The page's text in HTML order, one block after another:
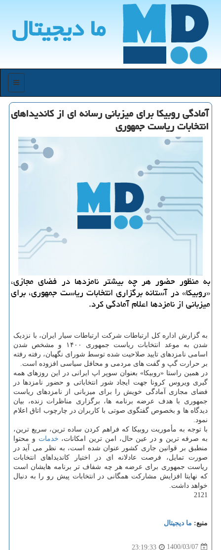
ما دیجیتال
منو
آمادگی روبیكا برای میزبانی رسانه ای از كاندیداهای
انتخابات ریاست جمهوری
به منظور حضور هر چه بیشتر نامزدها در فضای مجازی،
«روبیکا» در آستانه برگزاری انتخابات ریاست جمهوری، برای
میزبانی از نامزدها اعلام آمادگی کرد.
به گزارش اداره کل ارتباطات شرکت ارتباطات سیار ایران، با نزدیک
شدن به موعد انتخابات ریاست جمهوری ۱۴۰۰ و مشخص شدن
اسامی نامزدهای تایید صلاحیت شده توسط شورای نگهبان، رفته رفته
بر حرارت گپ و گفت های مردمی و محافل سیاسی افزوده است.
در همین راستا «روبیکا» بعنوان سوپر اپ ایرانی در این روزهای همه
گیری ویروس کرونا جهت ایجاد شور انتخاباتی و حضور نامزدها در
فضای مجازی آمادگی خویش را برای میزبانی از نامزدهای ریاست
جمهوری با هدف عرضه برنامه ها، برگزاری مناظرات زنده، بیان
دیدگاه ها و بخصوص گفتگوی صوتی با کاربران در چارچوب اتاق اعلام
نمود.
با توجه به مأموریت روبیکا که فراهم کردن ساده ترین، سریع ترین،
به صرفه ترین و در عین حال، امن ترین امکانات، خدمات و محتوا
منطبق بر قوانین جاری کشور عنوان شده است، به نظر می آید در
صورت تمایل، فرصت عادلانه ای در اختیار کاندیداهای انتخابات
ریاست جمهوری برای عرضه هر چه شفاف تر برنامه هایشان است
که نهایتا افزایش مشارکت همگانی در انتخابات پیش رو را به دنبال
خواهد داشت.
2121
منبع: ما دیجیتال
1400/03/07
23:19:33